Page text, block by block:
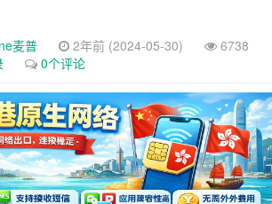
麦普 2年前 (2024-05-30)
6738
0个评论